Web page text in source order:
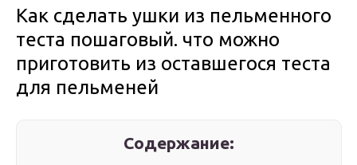
Как сделать ушки из пельменного
теста пошаговый. что можно
приготовить из оставшегося теста
для пельменей
Содержание: